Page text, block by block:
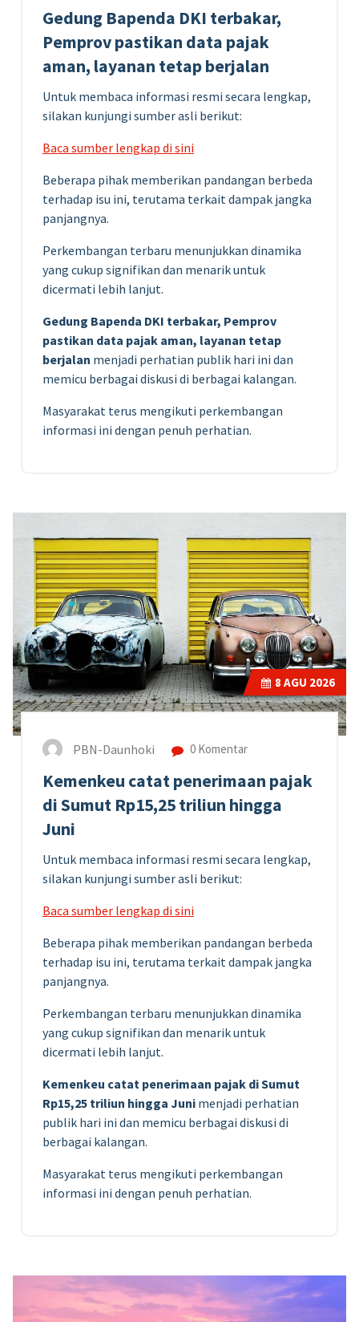
Gedung Bapenda DKI terbakar,
Pemprov pastikan data pajak
aman, layanan tetap berjalan
Untuk membaca informasi resmi secara lengkap,
silakan kunjungi sumber asli berikut:
Baca sumber lengkap di sini
Beberapa pihak memberikan pandangan berbeda
terhadap isu ini, terutama terkait dampak jangka
panjangnya.
Perkembangan terbaru menunjukkan dinamika
yang cukup signifikan dan menarik untuk
dicermati lebih lanjut.
Gedung Bapenda DKI terbakar, Pemprov
pastikan data pajak aman, layanan tetap
berjalan menjadi perhatian publik hari ini dan
memicu berbagai diskusi di berbagai kalangan.
Masyarakat terus mengikuti perkembangan
informasi ini dengan penuh perhatian.
8 AGU 2026
PBN-Daunhoki 0 Komentar
Kemenkeu catat penerimaan pajak
di Sumut Rp15,25 triliun hingga
Juni
Untuk membaca informasi resmi secara lengkap,
silakan kunjungi sumber asli berikut:
Baca sumber lengkap di sini
Beberapa pihak memberikan pandangan berbeda
terhadap isu ini, terutama terkait dampak jangka
panjangnya.
Perkembangan terbaru menunjukkan dinamika
yang cukup signifikan dan menarik untuk
dicermati lebih lanjut.
Kemenkeu catat penerimaan pajak di Sumut
Rp15,25 triliun hingga Juni menjadi perhatian
publik hari ini dan memicu berbagai diskusi di
berbagai kalangan.
Masyarakat terus mengikuti perkembangan
informasi ini dengan penuh perhatian.